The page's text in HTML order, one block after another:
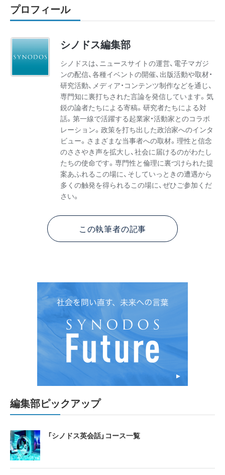
プロフィール
シノドス編集部
シノドスは、ニュースサイトの運営、電子マガジ
ンの配信、各種イベントの開催、出版活動や取材・
研究活動、メディア・コンテンツ制作などを通じ、
専門知に裏打ちされた言論を発信しています。気
鋭の論者たちによる寄稿。研究者たちによる対
話。第一線で活躍する起業家・活動家とのコラボ
レーション。政策を打ち出した政治家へのインタ
ビュー。さまざまな当事者への取材。理性と信念
のささやき声を拡大し、社会に届けるのがわたし
たちの使命です。専門性と倫理に裏づけられた提
案あふれるこの場に、そしていっときの遭遇から
多くの触発を得られるこの場に、ぜひご参加くだ
さい。
この執筆者の記事
編集部ピックアップ
「シノドス英会話」コース一覧